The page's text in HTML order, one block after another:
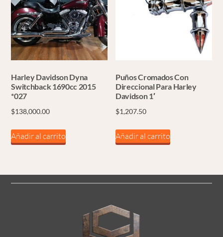
opciones
se
pueden
elegir
página
Harley Davidson Dyna
Switchback 1690cc 2015
*027
$138,000.00
Añadir al carrito
Puños Cromados Con
Direccional Para Harley
Davidson 1′
$1,207.50
Añadir al carrito